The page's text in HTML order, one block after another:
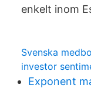
enkelt inom
Svenska
investor
Exponent